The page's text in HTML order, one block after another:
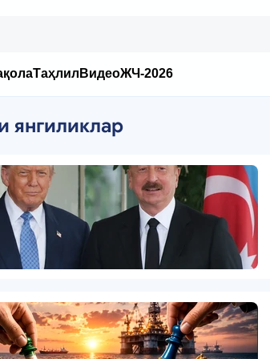
Таҳлил ВидеоЖЧ-2026
янгиликлар